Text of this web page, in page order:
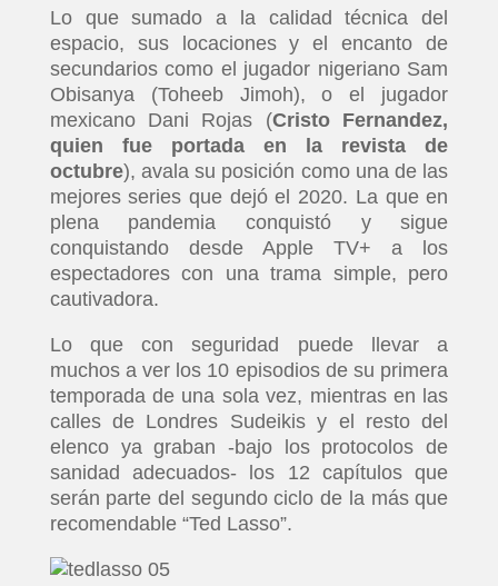
Lo que sumado a la calidad técnica del
espacio, sus locaciones y el encanto de
secundarios como el jugador nigeriano Sam
Obisanya (Toheeb Jimoh), o el jugador
mexicano Dani Rojas (Cristo Fernandez,
quien fue portada en la revista de
octubre), avala su posición como una de las
mejores series que dejó el 2020. La que en
plena pandemia conquistó y sigue
conquistando desde Apple TV+ a los
espectadores con una trama simple, pero
cautivadora.
Lo que con seguridad puede llevar a
muchos a ver los 10 episodios de su primera
temporada de una sola vez, mientras en las
calles de Londres Sudeikis y el resto del
elenco ya graban -bajo los protocolos de
sanidad adecuados- los 12 capítulos que
serán parte del segundo ciclo de la más que
recomendable “Ted Lasso”.